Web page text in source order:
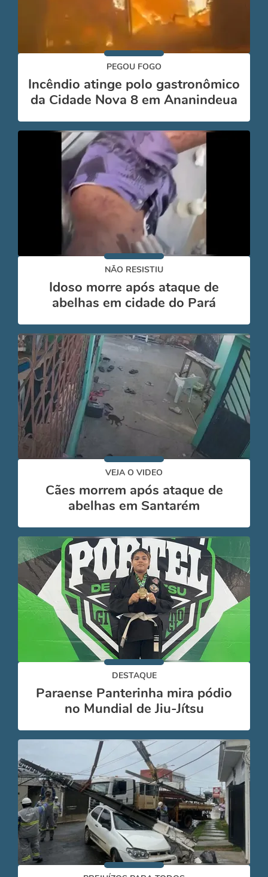
PEGOU FOGO
Incêndio atinge polo gastronômico
da Cidade Nova 8 em Ananindeua
NÃO RESISTIU
Idoso morre após ataque de
abelhas em cidade do Pará
VEJA O VIDEO
Cães morrem após ataque de
abelhas em Santarém
DESTAQUE
Paraense Panterinha mira pódio
no Mundial de Jiu-Jítsu